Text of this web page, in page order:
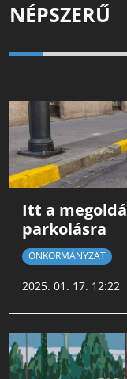
NÉPSZERŰ
Itt a
parkolásra
ÖNKORMÁNYZAT
2025. 01. 17. 12:22